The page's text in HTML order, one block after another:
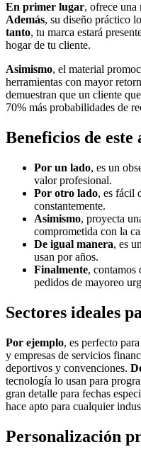
En primer lugar, ofrece
Además, su diseño práctico
tanto, tu marca estará
hogar de tu cliente.
Asimismo, el material
herramientas con mayor
demuestran que un cliente
70% más probabilidades de
Beneficios de
Por un lado, es un
valor profesional.
Por otro lado, es fácil
constantemente.
Asimismo, proyecta
comprometida con la
De igual manera, es
usan por años.
Finalmente, contamos
pedidos de mayoreo
Sectores ideales
Por ejemplo, es perfecto
y empresas de servicios
deportivos y convenciones.
tecnología lo usan para
gran detalle para fechas
hace apto para cualquier
Personalización